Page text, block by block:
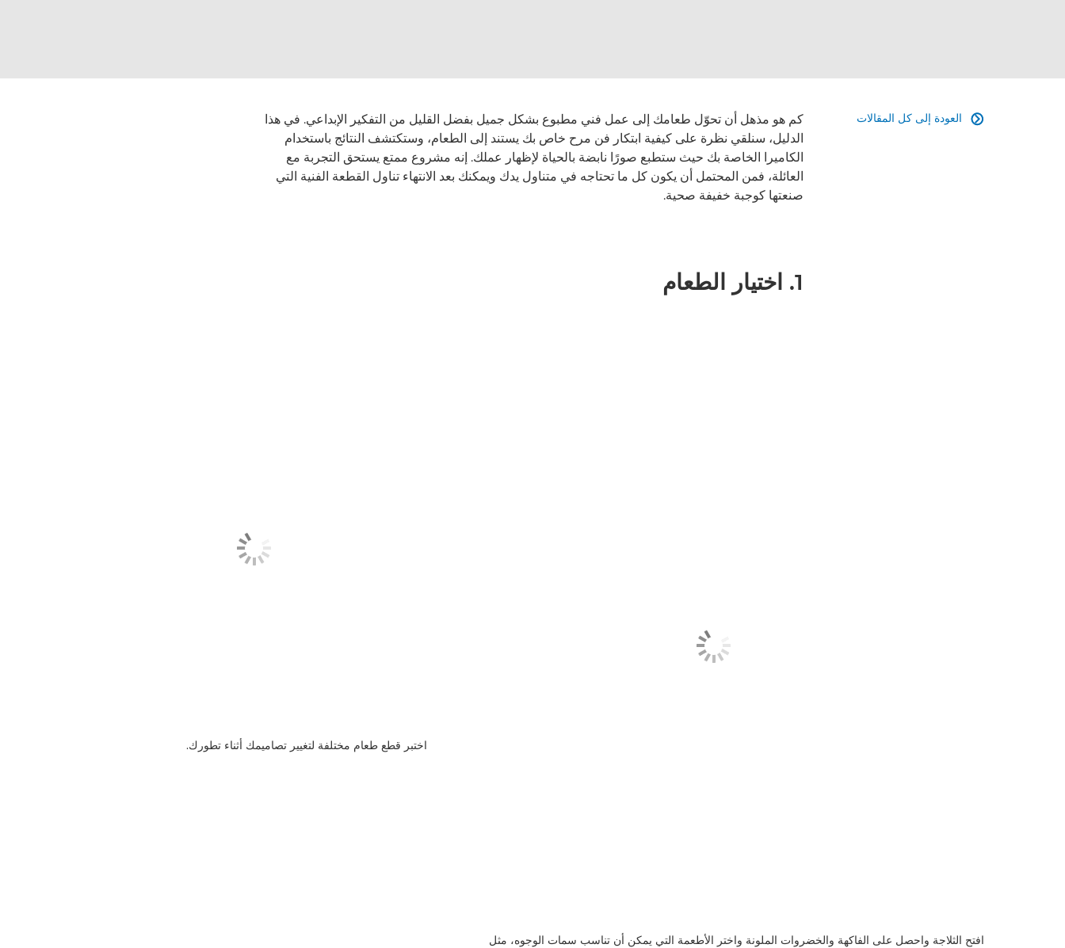
العودة إلى كل المقالات 
كم هو مذهل أن تحوّل طعامك إلى عمل فني مطبوع بشكل جميل بفضل القليل من التفكير الإبداعي. في هذا
الدليل، سنلقي نظرة على كيفية ابتكار فن مرح خاص بك يستند إلى الطعام، وستكتشف النتائج باستخدام
الكاميرا الخاصة بك حيث ستطبع صورًا نابضة بالحياة لإظهار عملك. إنه مشروع ممتع يستحق التجربة مع
العائلة، فمن المحتمل أن يكون كل ما تحتاجه في متناول يدك ويمكنك بعد الانتهاء تناول القطعة الفنية التي
صنعتها كوجبة خفيفة صحية.
1. اختيار الطعام
افتح الثلاجة واحصل على الفاكهة والخضروات الملونة واختر الأطعمة التي يمكن أن تناسب سمات الوجوه، مثل
اختبر قطع طعام مختلفة لتغيير تصاميمك أثناء تطورك.